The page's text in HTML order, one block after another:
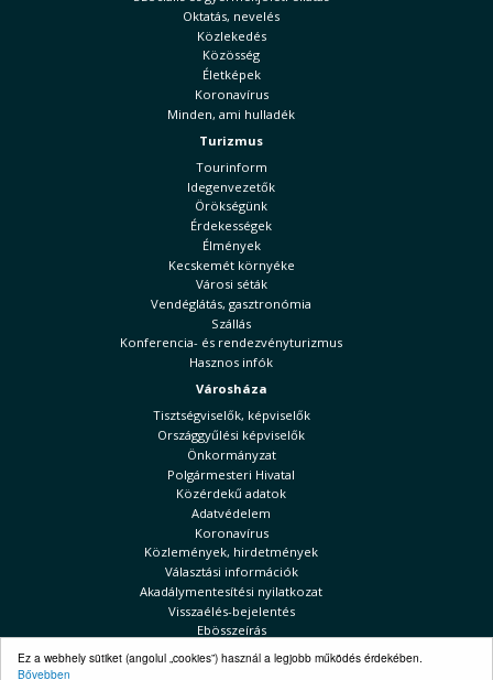
Ez a webhely sütiket (angolul „cookies”) használ a legjobb működés érdekében.
Bővebben
Oktatás, nevelés
Közlekedés
Közösség
Életképek
Koronavírus
Minden, ami hulladék
Turizmus
Tourinform
Idegenvezetők
Örökségünk
Érdekességek
Élmények
Kecskemét környéke
Városi séták
Vendéglátás, gasztronómia
Szállás
Konferencia- és rendezvényturizmus
Hasznos infók
Városháza
Tisztségviselők, képviselők
Országgyűlési képviselők
Önkormányzat
Polgármesteri Hivatal
Közérdekű adatok
Adatvédelem
Koronavírus
Közlemények, hirdetmények
Választási információk
Akadálymentesítési nyilatkozat
Visszaélés-bejelentés
Ebösszeírás
Kecskeméti Hírek